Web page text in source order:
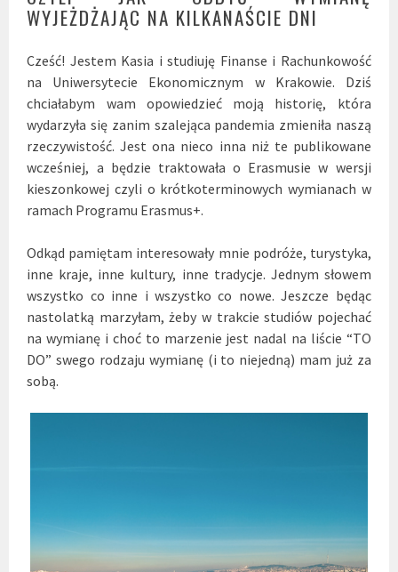
WYJEŻDŻAJĄC NA KILKANAŚCIE DNI
Cześć! Jestem Kasia i studiuję Finanse i Rachunkowość
na Uniwersytecie Ekonomicznym w Krakowie. Dziś
chciałabym wam opowiedzieć moją historię, która
wydarzyła się zanim szalejąca pandemia zmieniła naszą
rzeczywistość. Jest ona nieco inna niż te publikowane
wcześniej, a będzie traktowała o Erasmusie w wersji
kieszonkowej czyli o krótkoterminowych wymianach w
ramach Programu Erasmus+.
Odkąd pamiętam interesowały mnie podróże, turystyka,
inne kraje, inne kultury, inne tradycje. Jednym słowem
wszystko co inne i wszystko co nowe. Jeszcze będąc
nastolatką marzyłam, żeby w trakcie studiów pojechać
na wymianę i choć to marzenie jest nadal na liście “TO
DO” swego rodzaju wymianę (i to niejedną) mam już za
sobą.